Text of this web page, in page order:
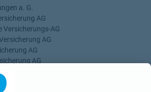
a. G.
AG
Versicherungs-AG
AG
AG
AG
Versicherungs-AG
Versicherung AG